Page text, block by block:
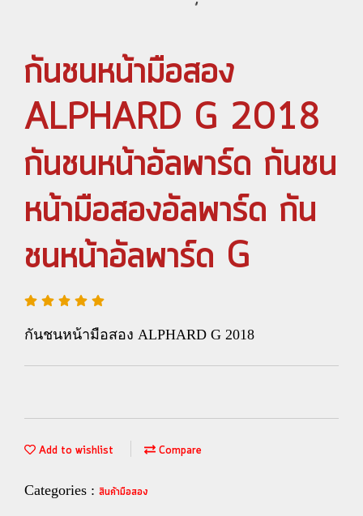
กันชนหน้ามือสอง
ALPHARD G 2018
กันชนหน้าอัลพาร์ด กันชน
หน้ามือสองอัลพาร์ด กัน
ชนหน้าอัลพาร์ด G
กันชนหน้ามือสอง ALPHARD G 2018
Add to wishlist Compare
Categories : สินค้ามือสอง